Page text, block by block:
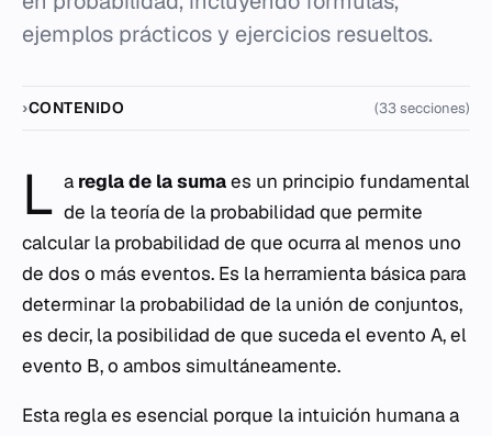
ejemplos prácticos y ejercicios resueltos.
CONTENIDO (33 secciones)
L a regla de la sumaes un principio fundamental
de la teoría de la probabilidad que permite
calcular la probabilidad de que ocurra al menos uno
de dos o más eventos. Es la herramienta básica para
determinar la probabilidad de la unión de conjuntos,
es decir, la posibilidad de que suceda el evento A, el
evento B, o ambos simultáneamente.
Esta regla es esencial porque la intuición humana a